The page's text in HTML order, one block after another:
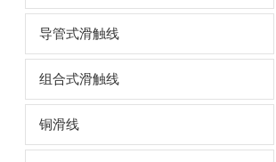
导管式滑触线
组合式滑触线
铜滑线